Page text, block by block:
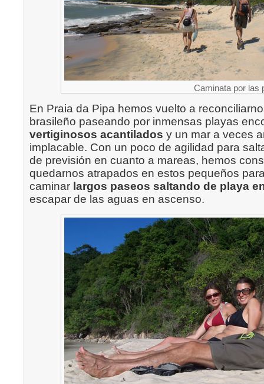
Caminata por las
En Praia da Pipa hemos vuelto a
brasileño paseando por inmensas playas
vertiginosos acantilados y un mar a veces
implacable. Con un poco de agilidad para
de previsión en cuanto a mareas, hemos
quedarnos atrapados en estos pequeños
caminar largos paseos saltando de playa
escapar de las aguas en ascenso.